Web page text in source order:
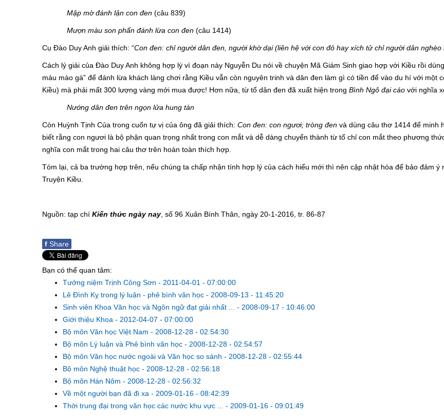
Mập mờ đánh lận con đen (câu 839)
Mượn màu son phấn đánh lừa con đen (câu 1414)
Cụ Đào Duy Anh giải thích: “Con đen: chỉ người dân đen, người khờ dại (liên hệ với con đỏ hay xích tử chỉ người dân nghèo
Cách lý giải của Đào Duy Anh không hợp lý vì đoạn này Nguyễn Du nói về chuyện Mã Giám Sinh giao hợp với Kiều rồi
máu mào gà” để đánh lừa khách làng chơi rằng Kiều vẫn còn nguyên trinh và dân đen làm gì có tiền để vào du hí với một
Kiều) mà phải mất 300 lượng vàng mới mua được! Hơn nữa, từ tổ dân đen đã xuất hiện trong Bình Ngô đại cáo với nghĩa
Nướng dân đen trên ngọn lửa hung tàn
Còn Huỳnh Tịnh Của trong cuốn tự vị của ông đã giải thích: Con đen: con ngươi; tròng đen và dùng câu thơ 1414 để minh
biết rằng con ngươi là bộ phận quan trọng nhất trong con mắt và dễ dàng chuyển thành từ tổ chỉ con mắt theo phương
nghĩa con mắt trong hai câu thơ trên hoàn toàn thích hợp.
Tóm lại, cả ba trường hợp trên, nếu chúng ta chấp nhận tính hợp lý của cách hiểu mới thì nên cập nhật hóa để bảo đảm ý
Truyện Kiều.
Nguồn: tạp chí Kiến thức ngày nay, số 96 Xuân Bính Thân, ngày 20-1-2016, tr. 86-87
f Share
Bạn có thể quan tâm:
Tưởng niệm Trịnh Công Sơn - 2011-04-01 - 07:00:00
Lê Đình Kỵ trong lý luận - phê bình văn học - 2008-09-13 - 11:45:20
Sinh viên Khoa Văn học và Ngôn ngữ đạt giải nhất ... - 2008-09-17 - 10:46:00
Giới thiệu Khoa - 2012-04-07 - 07:00:00
Bộ môn Văn học Việt Nam - 2008-12-28 - 02:54:30
Bộ môn Lý luận và Phê bình văn học - 2008-12-28 - 02:54:57
Bộ môn Văn học nước ngoài và Văn học so sánh - 2008-12-28 - 02:55:44
Bộ môn Nghệ thuật học - 2008-12-28 - 02:56:18
Bộ môn Hán Nôm - 2008-12-28 - 02:56:32
Về một người bạn đã đi xa - 2009-01-16 - 08:42:39
Thời trung đại trong văn học các nước khu vực ... - 2009-01-16 - 09:01:49